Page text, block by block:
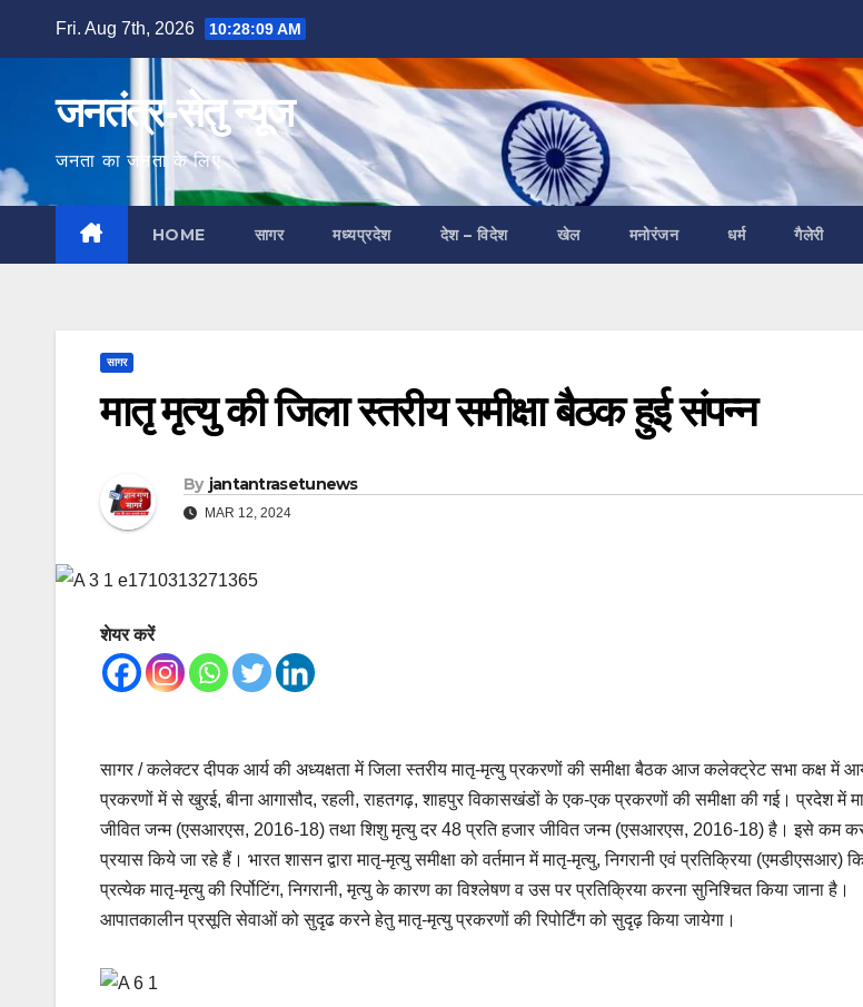
Fri. Aug 7th, 2026 10:28:10 AM
जनतंत्र-सेतु न्यूज
जनता का जनता के लिए
HOME सागर मध्यप्रदेश देश – विदेश खेल मनोरंजन धर्म गैलेरी
सागर
मातृ मृत्यु की जिला स्तरीय समीक्षा बैठक हुई संपन्न
By jantantrasetunews
MAR 12, 2024
शेयर करें
सागर / कलेक्टर दीपक आर्य की अध्यक्षता में जिला स्तरीय मातृ-मृत्यु प्रकरणों की समीक्षा बैठक आज कलेक्ट्रेट सभा कक्ष में
प्रकरणों में से खुरई, बीना आगासौद, रहली, राहतगढ़, शाहपुर विकासखंडों के एक-एक प्रकरणों की समीक्षा की गई। प्रदेश में
जीवित जन्म (एसआरएस, 2016-18) तथा शिशु मृत्यु दर 48 प्रति हजार जीवित जन्म (एसआरएस, 2016-18) है। इसे कम करने
प्रयास किये जा रहे हैं। भारत शासन द्वारा मातृ-मृत्यु समीक्षा को वर्तमान में मातृ-मृत्यु, निगरानी एवं प्रतिक्रिया (एमडीएसआर)
प्रत्येक मातृ-मृत्यु की रिर्पोटिंग, निगरानी, मृत्यु के कारण का विश्लेषण व उस पर प्रतिक्रिया करना सुनिश्चित किया जाना है।
आपातकालीन प्रसूति सेवाओं को सुदृढ करने हेतु मातृ-मृत्यु प्रकरणों की रिपोर्टिंग को सुदृढ़ किया जायेगा।